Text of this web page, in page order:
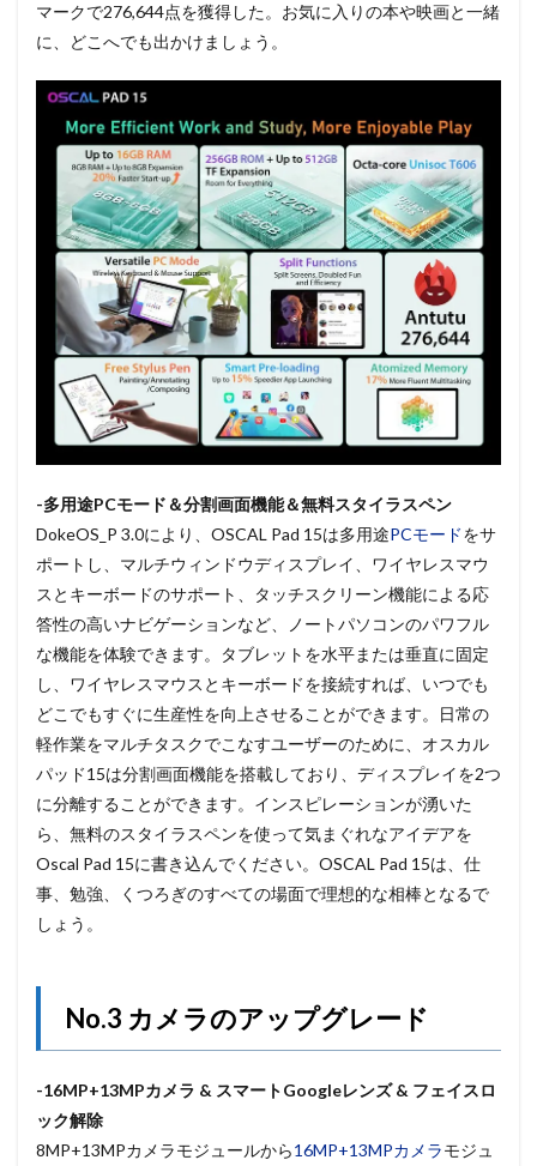
マークで276,644点を獲得した。お気に入りの本や映画と一緒
に、どこへでも出かけましょう。
-多用途PCモード＆分割画面機能＆無料スタイラスペン
DokeOS_P 3.0により、OSCAL Pad 15は多用途PCモードをサ
ポートし、マルチウィンドウディスプレイ、ワイヤレスマウ
スとキーボードのサポート、タッチスクリーン機能による応
答性の高いナビゲーションなど、ノートパソコンのパワフル
な機能を体験できます。タブレットを水平または垂直に固定
し、ワイヤレスマウスとキーボードを接続すれば、いつでも
どこでもすぐに生産性を向上させることができます。日常の
軽作業をマルチタスクでこなすユーザーのために、オスカル
パッド15は分割画面機能を搭載しており、ディスプレイを2つ
に分離することができます。インスピレーションが湧いた
ら、無料のスタイラスペンを使って気まぐれなアイデアを
Oscal Pad 15に書き込んでください。OSCAL Pad 15は、仕
事、勉強、くつろぎのすべての場面で理想的な相棒となるで
しょう。
No.3 カメラのアップグレード
-16MP+13MPカメラ & スマートGoogleレンズ & フェイスロ
ック解除
8MP+13MPカメラモジュールから16MP+13MPカメラモジュ